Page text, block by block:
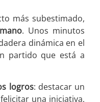
más subestimado,
. Unos minutos
dinámica en el
partido que está a
logros: destacar un
una iniciativa,